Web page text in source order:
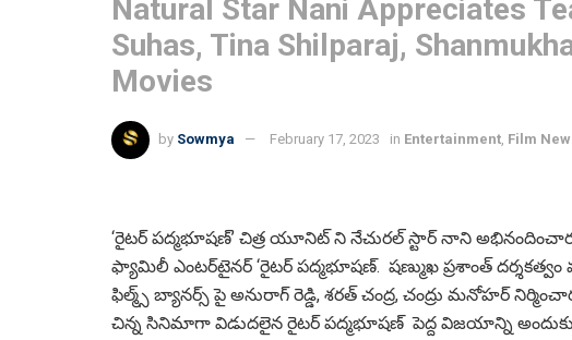
Natural Star Nani Appreciates
Suhas, Tina Shilparaj,
Movies
by Sowmya February 17, 2023 in Entertainment, Film
‘రైటర్ పద్మభూషణ్‌’ చిత్ర యూనిట్ ని నేచురల్ స్టార్ నాని
ఫ్యామిలీ ఎంటర్‌టైనర్ ‘రైటర్ పద్మభూషణ్‌. షణ్ముఖ ప్రశాంత్
ఫిల్మ్స్ బ్యానర్స్ పై అనురాగ్ రెడ్డి, శరత్ చంద్ర, చంద్రు మనోహర్
చిన్న సినిమాగా విడుదలైన రైటర్ పద్మభూషణ్ పెద్ద విజయాన్ని